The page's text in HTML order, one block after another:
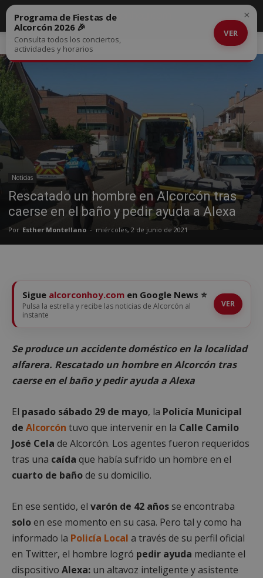
Inicio Noticias
Noticias
Rescatado un hombre en Alcorcón tras
caerse en el baño y pedir ayuda a Alexa
Por Esther Montellano - miércoles, 2 de junio de 2021
Programa de Fiestas de
Alcorcón 2026 🎉
Consulta todos los conciertos,
actividades y horarios
VER
×
Sigue alcorconhoy.com en Google News ⭐
Pulsa la estrella y recibe las noticias de Alcorcón al
instante
VER
Se produce un accidente doméstico en la localidad
alfarera. Rescatado un hombre en Alcorcón tras
caerse en el baño y pedir ayuda a Alexa
El pasado sábado 29 de mayo, la Policía Municipal
de Alcorcón tuvo que intervenir en la Calle Camilo
José Cela de Alcorcón. Los agentes fueron requeridos
tras una caída que había sufrido un hombre en el
cuarto de bañode su domicilio.
En ese sentido, el varón de 42 añosse encontraba
soloen ese momento en su casa. Pero tal y como ha
informado la Policía Local a través de su perfil oficial
en Twitter, el hombre logró pedir ayuda mediante el
dispositivo Alexa: un altavoz inteligente y asistente